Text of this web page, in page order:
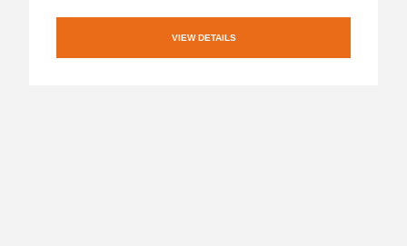
VIEW DETAILS